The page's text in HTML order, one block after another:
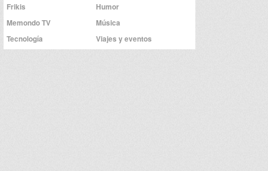
Frikis
Humor
Memondo TV
Música
Tecnología
Viajes y eventos